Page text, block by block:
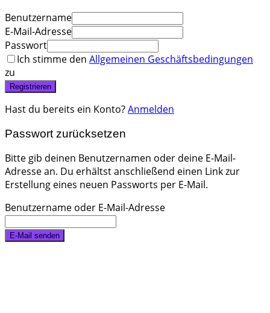
Benutzername
E-Mail-Adresse
Passwort
Ich stimme den Allgemeinen Geschäftsbedingungen
zu
Registrieren
Hast du bereits ein Konto?Anmelden
Passwort zurücksetzen
Bitte gib deinen Benutzernamen oder deine E-Mail-
Adresse an. Du erhältst anschließend einen Link zur
Erstellung eines neuen Passworts per E-Mail.
Benutzername oder E-Mail-Adresse
E-Mail senden